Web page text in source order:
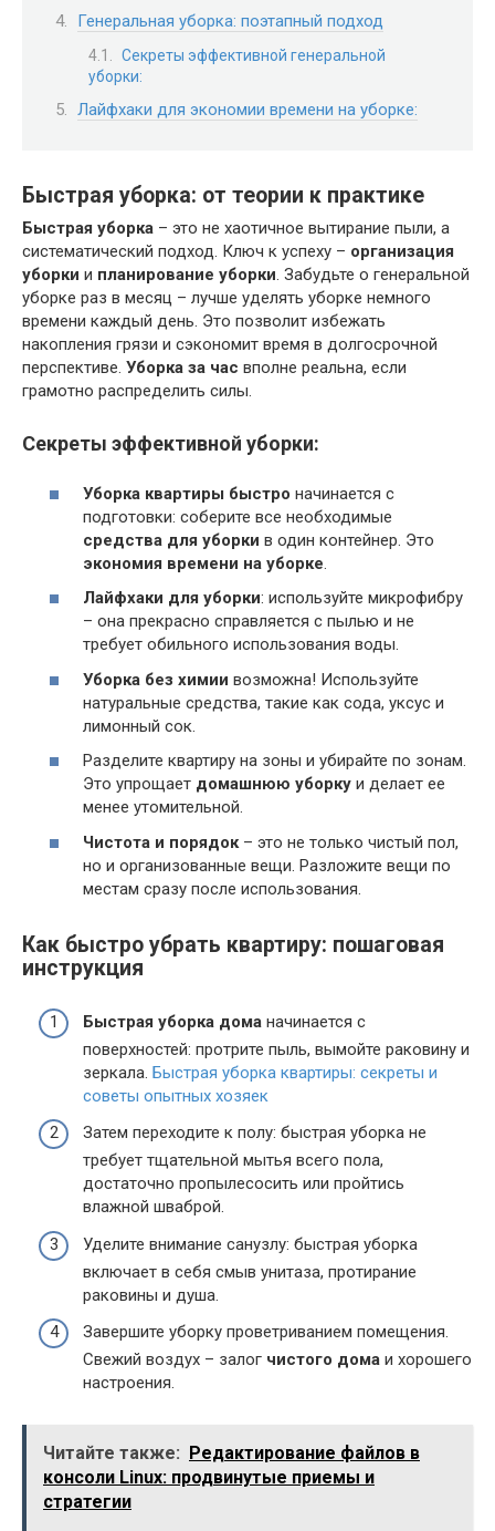
Генеральная уборка: поэтапный подход
Секреты эффективной генеральной
уборки:
Лайфхаки для экономии времени на уборке:
Быстрая уборка: от теории к практике
Быстрая уборка – это не хаотичное вытирание пыли, а
систематический подход. Ключ к успеху – организация
уборки и планирование уборки. Забудьте о генеральной
уборке раз в месяц – лучше уделять уборке немного
времени каждый день. Это позволит избежать
накопления грязи и сэкономит время в долгосрочной
перспективе. Уборка за час вполне реальна, если
грамотно распределить силы.
Секреты эффективной уборки:
Уборка квартиры быстро начинается с
подготовки: соберите все необходимые
средства для уборки в один контейнер. Это
экономия времени на уборке.
Лайфхаки для уборки: используйте микрофибру
– она прекрасно справляется с пылью и не
требует обильного использования воды.
Уборка без химии возможна! Используйте
натуральные средства, такие как сода, уксус и
лимонный сок.
Разделите квартиру на зоны и убирайте по зонам.
Это упрощает домашнюю уборку и делает ее
менее утомительной.
Чистота и порядок– это не только чистый пол,
но и организованные вещи. Разложите вещи по
местам сразу после использования.
Как быстро убрать квартиру: пошаговая
инструкция
Быстрая уборка дома начинается с
поверхностей: протрите пыль, вымойте раковину и
зеркала. Быстрая уборка квартиры: секреты и
советы опытных хозяек
Затем переходите к полу: быстрая уборка не
требует тщательной мытья всего пола,
достаточно пропылесосить или пройтись
влажной шваброй.
Уделите внимание санузлу: быстрая уборка
включает в себя смыв унитаза, протирание
раковины и душа.
Завершите уборку проветриванием помещения.
Свежий воздух – залог чистого дома и хорошего
настроения.
Читайте также: Редактирование файлов в
консоли Linux: продвинутые приемы и
стратегии